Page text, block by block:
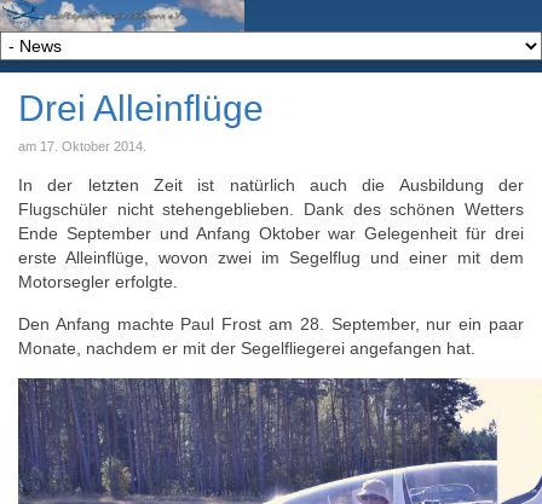
Drei Alleinflüge
am 17. Oktober 2014
In der letzten Zeit ist natürlich auch die Ausbildung der
Flugschüler nicht stehengeblieben. Dank des schönen Wetters
Ende September und Anfang Oktober war Gelegenheit für drei
erste Alleinflüge, wovon zwei im Segelflug und einer mit dem
Motorsegler erfolgte.
Den Anfang machte Paul Frost am 28. September, nur ein paar
Monate, nachdem er mit der Segelfliegerei angefangen hat.